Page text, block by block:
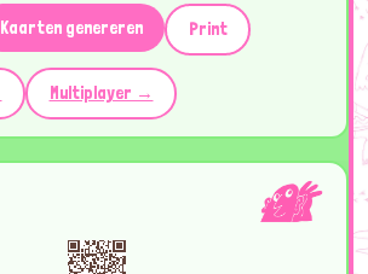
Kaarten genereren Print
Multiplayer →